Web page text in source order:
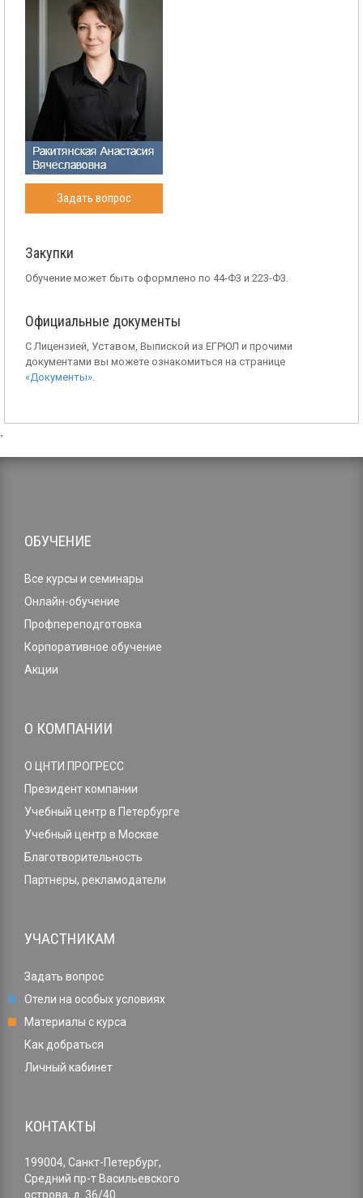
Задать вопрос
Закупки
Обучение может быть оформлено по 44-Ф3 и 223-Ф3.
Официальные документы
С Лицензией, Уставом, Выпиской из ЕГРЮЛ и прочими
документами вы можете ознакомиться на странице
«Документы».
ОБУЧЕНИЕ
Все курсы и семинары
Онлайн-обучение
Профпереподготовка
Корпоративное обучение
Акции
О КОМПАНИИ
О ЦНТИ ПРОГРЕСС
Президент компании
Учебный центр в Петербурге
Учебный центр в Москве
Благотворительность
Партнеры, рекламодатели
УЧАСТНИКАМ
Задать вопрос
Отели на особых условиях
Материалы с курса
Как добраться
Личный кабинет
КОНТАКТЫ
199004, Санкт-Петербург,
Средний пр-т Васильевского
острова, д. 36/40